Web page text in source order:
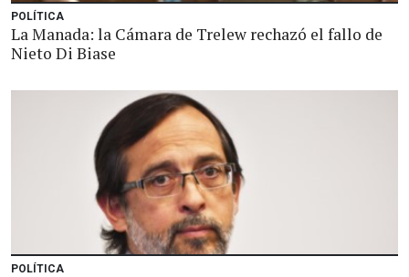
POLÍTICA
La Manada: la Cámara de Trelew rechazó el fallo de
Nieto Di Biase
POLÍTICA